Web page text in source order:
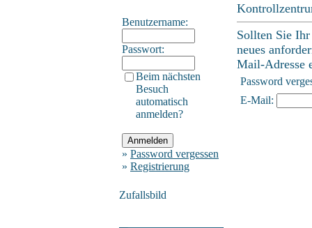
Benutzername:
Passwort:
Beim nächsten
Besuch
automatisch
anmelden?
» Password vergessen
» Registrierung
Zufallsbild
Sollten Sie Ihr
neues
Mail-Adresse
Password
E-Mail: